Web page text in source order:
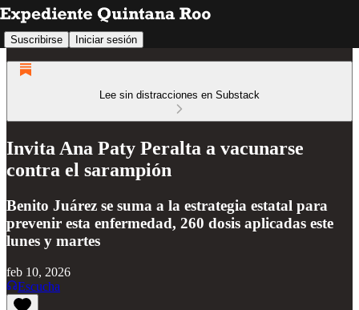
Suscribirse Iniciar sesión
Lee sin distracciones en Substack
Invita Ana Paty Peralta a vacunarse
contra el sarampión
Benito Juárez se suma a la estrategia estatal para
prevenir esta enfermedad, 260 dosis aplicadas este
lunes y martes
feb 10, 2026
Escucha